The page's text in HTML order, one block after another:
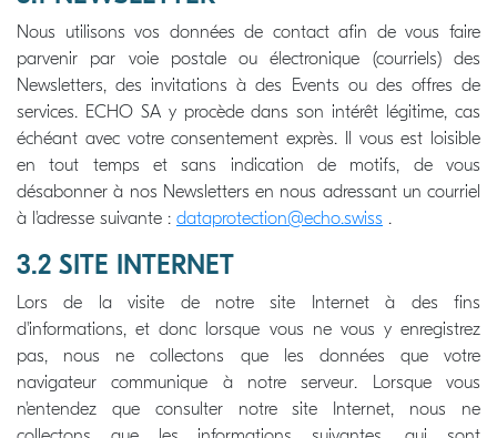
Nous utilisons vos données de contact afin de vous faire
parvenir par voie postale ou électronique (courriels) des
Newsletters, des invitations à des Events ou des offres de
services. ECHO SA y procède dans son intérêt légitime, cas
échéant avec votre consentement exprès. Il vous est loisible
en tout temps et sans indication de motifs, de vous
désabonner à nos Newsletters en nous adressant un courriel
à l'adresse suivante : dataprotection@echo.swiss .
3.2 SITE INTERNET
Lors de la visite de notre site Internet à des fins
d'informations, et donc lorsque vous ne vous y enregistrez
pas, nous ne collectons que les données que votre
navigateur communique à notre serveur. Lorsque vous
n'entendez que consulter notre site Internet, nous ne